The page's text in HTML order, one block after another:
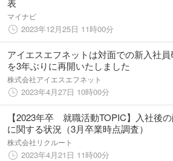
表
マイナビ
2023年12月25日 11時00分
アイエスエフネットは対面での新入社員
を3年ぶりに再開いたしました
株式会社アイエスエフネット
2023年4月27日 10時00分
【2023年卒 就職活動TOPIC】入社後
に関する状況（3月卒業時点調査）
株式会社リクルート
2023年4月21日 11時00分